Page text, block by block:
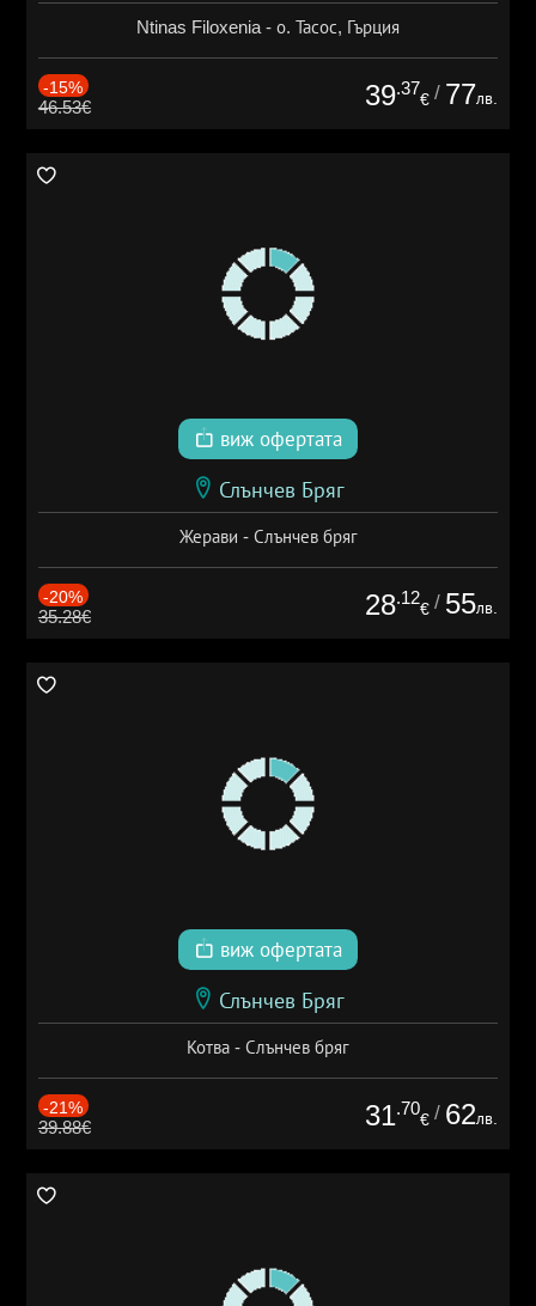
Ntinas Filoxenia - о. Тасос, Гърция
-15%
46.53€ 39.37
€ / 77лв.
виж офертата
Слънчев Бряг
Жерави - Слънчев бряг
-20%
35.28€ 28.12
€ / 55лв.
виж офертата
Слънчев Бряг
Котва - Слънчев бряг
-21%
39.88€ 31.70
€ / 62лв.